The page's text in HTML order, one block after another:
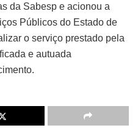
da Sabesp e acionou a
Públicos do Estado de
o serviço prestado pela
e autuada